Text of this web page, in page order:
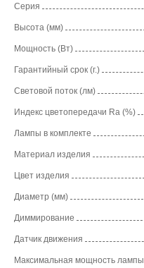
Серия
Высота (мм)
Мощность (Вт)
Гарантийный срок (г.)
Световой поток (лм)
Индекс цветопередачи Ra (%)
Лампы в комплекте
Материал изделия
Цвет изделия
Диаметр (мм)
Диммирование
Датчик движения
Максимальная мощность лампы